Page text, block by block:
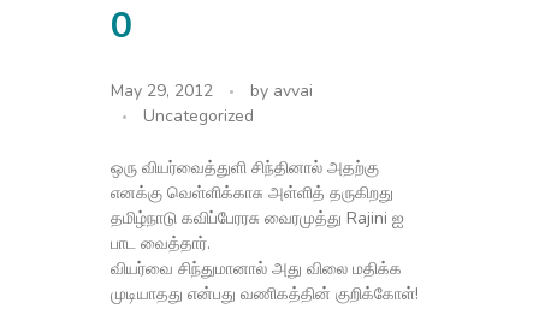
0
May 29, 2012 by avvai
Uncategorized
ஒரு வியர்வைத்துளி சிந்தினால் அதற்கு
எனக்கு வெள்ளிக்காசு அள்ளித் தருகிறது
தமிழ்நாடு கவிப்பேரரசு வைரமுத்து Rajini ஐ
பாட வைத்தார்.
வியர்வை சிந்துமானால் அது விலை மதிக்க
முடியாதது என்பது வணிகத்தின் குறிக்கோள்!